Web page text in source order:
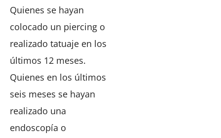
Quienes se hayan
colocado un piercing o
realizado tatuaje en los
últimos 12 meses.
Quienes en los últimos
seis meses se hayan
realizado una
endoscopía o